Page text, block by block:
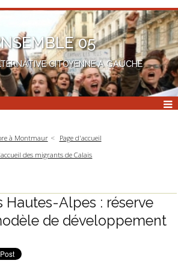
05
CITOYENNE A GAUCHE
à Montmaur
Page d'accueil
des migrants de Calais
Hautes-Alpes : réserve
de développement